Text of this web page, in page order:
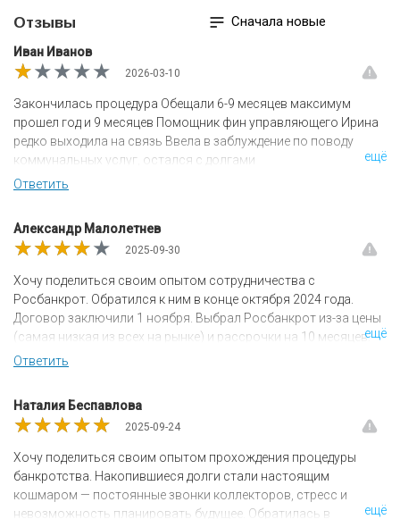
Сначала новые
Отзывы
Иван Иванов
2026-03-10
★★★★★
★★★★★
★★★★★
Закончилась процедура Обещали 6-9 месяцев максимум
прошел год и 9 месяцев Помощник фин управляющего Ирина
редко выходила на связь Ввела в заблуждение по поводу
коммунальных услуг, остался с долгами
ещё
Ответить
Александр Малолетнев
2025-09-30
★★★★★
★★★★★
★★★★★
Хочу поделиться своим опытом сотрудничества с
Росбанкрот. Обратился к ним в конце октября 2024 года.
Договор заключили 1 ноября. Выбрал Росбанкрот из-за цены
(самая низкая из всех на рынке) и рассрочки на 10 месяцев.
Все завершилось благополучно, но только тогда когда я внес
исправленное решение я получил только в середине сентября
2025 года.
ещё
Ответить
Наталия Беспавлова
2025-09-24
★★★★★
★★★★★
★★★★★
Хочу поделиться своим опытом прохождения процедуры
банкротства. Накопившиеся долги стали настоящим
кошмаром — постоянные звонки коллекторов, стресс и
невозможность планировать будущее. Обратилась в
ещё